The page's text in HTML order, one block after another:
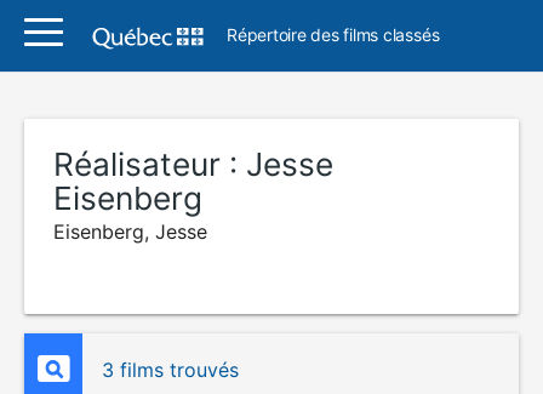
Répertoire des films classés
Réalisateur : Jesse
Eisenberg
Eisenberg, Jesse
3 films trouvés